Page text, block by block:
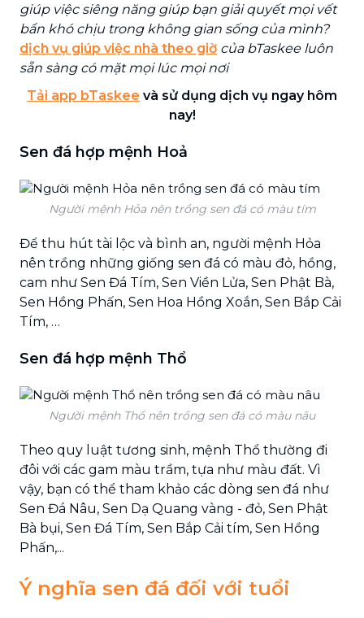
giúp việc siêng năng giúp bạn giải quyết mọi vết
bẩn khó chịu trong không gian sống của mình?
dịch vụ giúp việc nhà theo giờ của bTaskee luôn
sẵn sàng có mặt mọi lúc mọi nơi
Tải app bTaskee và sử dụng dịch vụ ngay hôm
nay!
Sen đá hợp mệnh Hoả
Người mệnh Hỏa nên trồng sen đá có màu tím
Để thu hút tài lộc và bình an, người mệnh Hỏa
nên trồng những giống sen đá có màu đỏ, hồng,
cam như Sen Đá Tím, Sen Viền Lửa, Sen Phật Bà,
Sen Hồng Phấn, Sen Hoa Hồng Xoắn, Sen Bắp Cải
Tím, …
Sen đá hợp mệnh Thổ
Người mệnh Thổ nên trồng sen đá có màu nâu
Theo quy luật tương sinh, mệnh Thổ thường đi
đôi với các gam màu trầm, tựa như màu đất. Vì
vậy, bạn có thể tham khảo các dòng sen đá như
Sen Đá Nâu, Sen Dạ Quang vàng - đỏ, Sen Phật
Bà bụi, Sen Đá Tím, Sen Bắp Cải tím, Sen Hồng
Phấn,...
Ý nghĩa sen đá đối với tuổi